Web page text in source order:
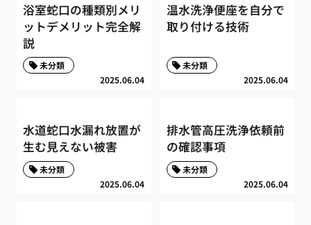
浴室蛇口の種類別メリ
ットデメリット完全解
説
2025.06.04
未分類
温水洗浄便座を自分で
取り付ける技術
2025.06.04
未分類
水道蛇口水漏れ放置が
生む見えない被害
2025.06.04
未分類
排水管高圧洗浄依頼前
の確認事項
2025.06.04
未分類